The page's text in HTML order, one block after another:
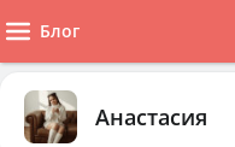
Блог
Анастасия